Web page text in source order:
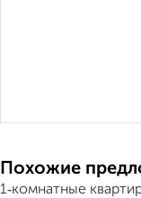
Похожие
1‑комнатные